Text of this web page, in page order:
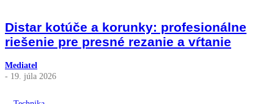
Distar kotúče a korunky: profesionálne
riešenie pre presné rezanie a vŕtanie
Mediatel
- 19. júla 2026